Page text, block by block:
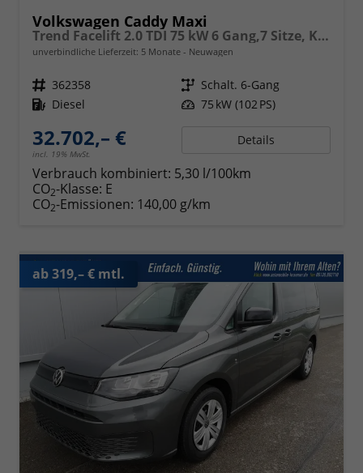
Volkswagen Caddy Maxi
Trend Facelift 2.0 TDI 75 kW 6 Gang,7 Sitze, Klimautomatik, Zuziehhilfe für Schiebetüren u. Heckklppe, App Connevt, Digital Cockpit PRO, PDC v+h, Full Assistenzsysteme, Radio, Navigationsvorbereitung
unverbindliche Lieferzeit: 5 Monate Neuwagen
Fahrzeugnr. 362358 Getriebe Schalt. 6-Gang
Kraftstoff Diesel Leistung 75 kW (102 PS)
32.702,– €
incl. 19% MwSt.
Details
Verbrauch kombiniert: 5,30 l/100km
CO2-Klasse: E
CO2-Emissionen: 140,00 g/km
ab 319,– € mtl.